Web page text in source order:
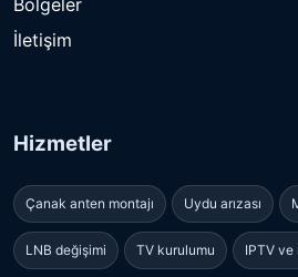
Bölgeler
İletişim
Hizmetler
Çanak anten montajı Uydu arızası
LNB değişimi TV kurulumu IPTV